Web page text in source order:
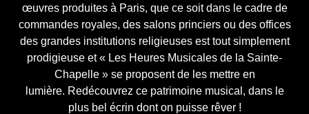
œuvres produites à Paris, que ce soit dans le cadre de
commandes royales, des salons princiers ou des offices
des grandes institutions religieuses est tout simplement
prodigieuse et « Les Heures Musicales de la Sainte-
Chapelle » se proposent de les mettre en
lumière. Redécouvrez ce patrimoine musical, dans le
plus bel écrin dont on puisse rêver !